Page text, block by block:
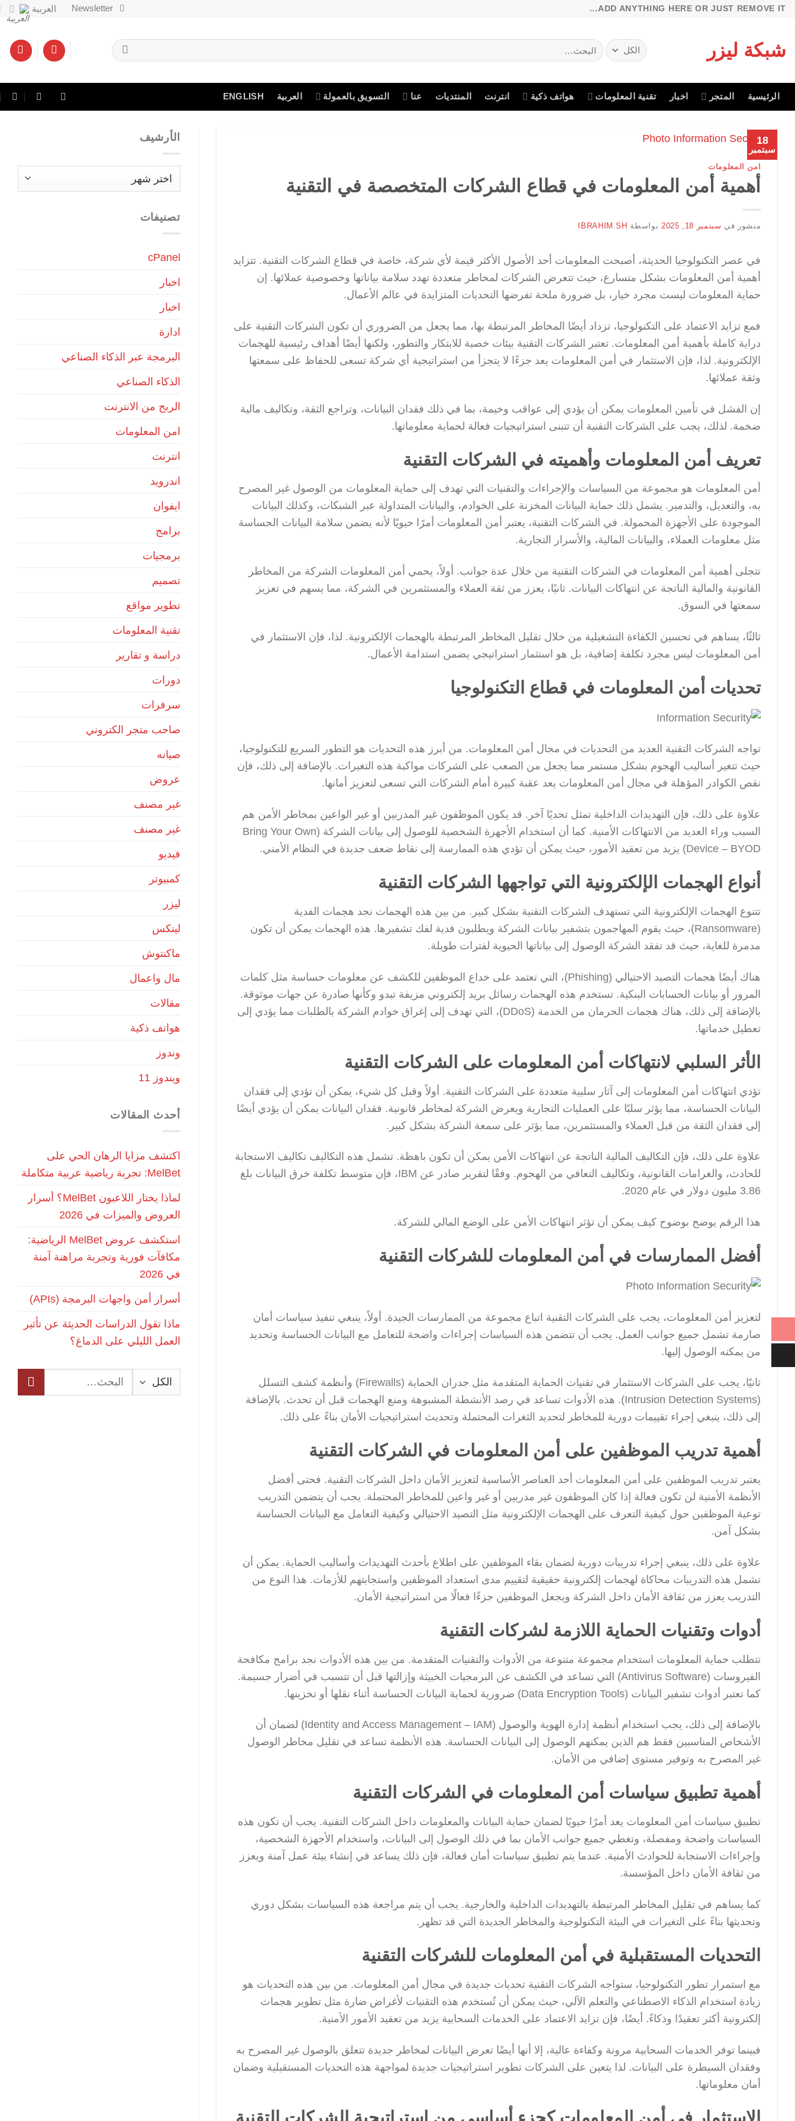
تخطي
ADD ANYTHING HERE OR JUST REMOVE IT...
Newsletter العربية
شبكة ليزر
البحث
عن:
الرئيسية المتجر اخبار تقنية المعلومات هواتف ذكية انترنت المنتديات عنا التسويق بالعمولة العربية ENGLISH
18
سبتمبر
امن المعلومات
أهمية أمن المعلومات في قطاع الشركات المتخصصة في التقنية
منشور في سبتمبر 18, 2025 بواسطة IBRAHIM.SH
في عصر التكنولوجيا الحديثة، أصبحت المعلومات أحد الأصول الأكثر قيمة لأي شركة، خاصة في قطاع الشركات التقنية. تتزايد
أهمية أمن المعلومات بشكل متسارع، حيث تتعرض الشركات لمخاطر متعددة تهدد سلامة بياناتها وخصوصية عملائها. إن
حماية المعلومات ليست مجرد خيار، بل ضرورة ملحة تفرضها التحديات المتزايدة في عالم الأعمال.
فمع تزايد الاعتماد على التكنولوجيا، تزداد أيضًا المخاطر المرتبطة بها، مما يجعل من الضروري أن تكون الشركات التقنية على
دراية كاملة بأهمية أمن المعلومات. تعتبر الشركات التقنية بيئات خصبة للابتكار والتطور، ولكنها أيضًا أهداف رئيسية للهجمات
الإلكترونية. لذا، فإن الاستثمار في أمن المعلومات يعد جزءًا لا يتجزأ من استراتيجية أي شركة تسعى للحفاظ على سمعتها
وثقة عملائها.
إن الفشل في تأمين المعلومات يمكن أن يؤدي إلى عواقب وخيمة، بما في ذلك فقدان البيانات، وتراجع الثقة، وتكاليف مالية
ضخمة. لذلك، يجب على الشركات التقنية أن تتبنى استراتيجيات فعالة لحماية معلوماتها.
تعريف أمن المعلومات وأهميته في الشركات التقنية
أمن المعلومات هو مجموعة من السياسات والإجراءات والتقنيات التي تهدف إلى حماية المعلومات من الوصول غير المصرح
به، والتعديل، والتدمير. يشمل ذلك حماية البيانات المخزنة على الخوادم، والبيانات المتداولة عبر الشبكات، وكذلك البيانات
الموجودة على الأجهزة المحمولة. في الشركات التقنية، يعتبر أمن المعلومات أمرًا حيويًا لأنه يضمن سلامة البيانات الحساسة
مثل معلومات العملاء، والبيانات المالية، والأسرار التجارية.
تتجلى أهمية أمن المعلومات في الشركات التقنية من خلال عدة جوانب. أولاً، يحمي أمن المعلومات الشركة من المخاطر
القانونية والمالية الناتجة عن انتهاكات البيانات. ثانيًا، يعزز من ثقة العملاء والمستثمرين في الشركة، مما يسهم في تعزيز
سمعتها في السوق.
ثالثًا، يساهم في تحسين الكفاءة التشغيلية من خلال تقليل المخاطر المرتبطة بالهجمات الإلكترونية. لذا، فإن الاستثمار في
أمن المعلومات ليس مجرد تكلفة إضافية، بل هو استثمار استراتيجي يضمن استدامة الأعمال.
تحديات أمن المعلومات في قطاع التكنولوجيا
تواجه الشركات التقنية العديد من التحديات في مجال أمن المعلومات. من أبرز هذه التحديات هو التطور السريع للتكنولوجيا،
حيث تتغير أساليب الهجوم بشكل مستمر مما يجعل من الصعب على الشركات مواكبة هذه التغيرات. بالإضافة إلى ذلك، فإن
نقص الكوادر المؤهلة في مجال أمن المعلومات يعد عقبة كبيرة أمام الشركات التي تسعى لتعزيز أمانها.
علاوة على ذلك، فإن التهديدات الداخلية تمثل تحديًا آخر. قد يكون الموظفون غير المدربين أو غير الواعين بمخاطر الأمن هم
السبب وراء العديد من الانتهاكات الأمنية. كما أن استخدام الأجهزة الشخصية للوصول إلى بيانات الشركة (Bring Your Own
Device – BYOD) يزيد من تعقيد الأمور، حيث يمكن أن تؤدي هذه الممارسة إلى نقاط ضعف جديدة في النظام الأمني.
أنواع الهجمات الإلكترونية التي تواجهها الشركات التقنية
تتنوع الهجمات الإلكترونية التي تستهدف الشركات التقنية بشكل كبير. من بين هذه الهجمات نجد هجمات الفدية
(Ransomware)، حيث يقوم المهاجمون بتشفير بيانات الشركة ويطلبون فدية لفك تشفيرها. هذه الهجمات يمكن أن تكون
مدمرة للغاية، حيث قد تفقد الشركة الوصول إلى بياناتها الحيوية لفترات طويلة.
هناك أيضًا هجمات التصيد الاحتيالي (Phishing)، التي تعتمد على خداع الموظفين للكشف عن معلومات حساسة مثل كلمات
المرور أو بيانات الحسابات البنكية. تستخدم هذه الهجمات رسائل بريد إلكتروني مزيفة تبدو وكأنها صادرة عن جهات موثوقة.
بالإضافة إلى ذلك، هناك هجمات الحرمان من الخدمة (DDoS)، التي تهدف إلى إغراق خوادم الشركة بالطلبات مما يؤدي إلى
تعطيل خدماتها.
الأثر السلبي لانتهاكات أمن المعلومات على الشركات التقنية
تؤدي انتهاكات أمن المعلومات إلى آثار سلبية متعددة على الشركات التقنية. أولاً وقبل كل شيء، يمكن أن تؤدي إلى فقدان
البيانات الحساسة، مما يؤثر سلبًا على العمليات التجارية ويعرض الشركة لمخاطر قانونية. فقدان البيانات يمكن أن يؤدي أيضًا
إلى فقدان الثقة من قبل العملاء والمستثمرين، مما يؤثر على سمعة الشركة بشكل كبير.
علاوة على ذلك، فإن التكاليف المالية الناتجة عن انتهاكات الأمن يمكن أن تكون باهظة. تشمل هذه التكاليف تكاليف الاستجابة
للحادث، والغرامات القانونية، وتكاليف التعافي من الهجوم. وفقًا لتقرير صادر عن IBM، فإن متوسط تكلفة خرق البيانات بلغ
3.86 مليون دولار في عام 2020.
هذا الرقم يوضح بوضوح كيف يمكن أن تؤثر انتهاكات الأمن على الوضع المالي للشركة.
أفضل الممارسات في أمن المعلومات للشركات التقنية
لتعزيز أمن المعلومات، يجب على الشركات التقنية اتباع مجموعة من الممارسات الجيدة. أولاً، ينبغي تنفيذ سياسات أمان
صارمة تشمل جميع جوانب العمل. يجب أن تتضمن هذه السياسات إجراءات واضحة للتعامل مع البيانات الحساسة وتحديد
من يمكنه الوصول إليها.
ثانيًا، يجب على الشركات الاستثمار في تقنيات الحماية المتقدمة مثل جدران الحماية (Firewalls) وأنظمة كشف التسلل
(Intrusion Detection Systems). هذه الأدوات تساعد في رصد الأنشطة المشبوهة ومنع الهجمات قبل أن تحدث. بالإضافة
إلى ذلك، ينبغي إجراء تقييمات دورية للمخاطر لتحديد الثغرات المحتملة وتحديث استراتيجيات الأمان بناءً على ذلك.
أهمية تدريب الموظفين على أمن المعلومات في الشركات التقنية
يعتبر تدريب الموظفين على أمن المعلومات أحد العناصر الأساسية لتعزيز الأمان داخل الشركات التقنية. فحتى أفضل
الأنظمة الأمنية لن تكون فعالة إذا كان الموظفون غير مدربين أو غير واعين للمخاطر المحتملة. يجب أن يتضمن التدريب
توعية الموظفين حول كيفية التعرف على الهجمات الإلكترونية مثل التصيد الاحتيالي وكيفية التعامل مع البيانات الحساسة
بشكل آمن.
علاوة على ذلك، ينبغي إجراء تدريبات دورية لضمان بقاء الموظفين على اطلاع بأحدث التهديدات وأساليب الحماية. يمكن أن
تشمل هذه التدريبات محاكاة لهجمات إلكترونية حقيقية لتقييم مدى استعداد الموظفين واستجابتهم للأزمات. هذا النوع من
التدريب يعزز من ثقافة الأمان داخل الشركة ويجعل الموظفين جزءًا فعالًا من استراتيجية الأمان.
أدوات وتقنيات الحماية اللازمة لشركات التقنية
تتطلب حماية المعلومات استخدام مجموعة متنوعة من الأدوات والتقنيات المتقدمة. من بين هذه الأدوات نجد برامج مكافحة
الفيروسات (Antivirus Software) التي تساعد في الكشف عن البرمجيات الخبيثة وإزالتها قبل أن تتسبب في أضرار جسيمة.
كما تعتبر أدوات تشفير البيانات (Data Encryption Tools) ضرورية لحماية البيانات الحساسة أثناء نقلها أو تخزينها.
بالإضافة إلى ذلك، يجب استخدام أنظمة إدارة الهوية والوصول (Identity and Access Management – IAM) لضمان أن
الأشخاص المناسبين فقط هم الذين يمكنهم الوصول إلى البيانات الحساسة. هذه الأنظمة تساعد في تقليل مخاطر الوصول
غير المصرح به وتوفير مستوى إضافي من الأمان.
أهمية تطبيق سياسات أمن المعلومات في الشركات التقنية
تطبيق سياسات أمن المعلومات يعد أمرًا حيويًا لضمان حماية البيانات والمعلومات داخل الشركات التقنية. يجب أن تكون هذه
السياسات واضحة ومفصلة، وتغطي جميع جوانب الأمان بما في ذلك الوصول إلى البيانات، واستخدام الأجهزة الشخصية،
وإجراءات الاستجابة للحوادث الأمنية. عندما يتم تطبيق سياسات أمان فعالة، فإن ذلك يساعد في إنشاء بيئة عمل آمنة ويعزز
من ثقافة الأمان داخل المؤسسة.
كما يساهم في تقليل المخاطر المرتبطة بالتهديدات الداخلية والخارجية. يجب أن يتم مراجعة هذه السياسات بشكل دوري
وتحديثها بناءً على التغيرات في البيئة التكنولوجية والمخاطر الجديدة التي قد تظهر.
التحديات المستقبلية في أمن المعلومات للشركات التقنية
مع استمرار تطور التكنولوجيا، ستواجه الشركات التقنية تحديات جديدة في مجال أمن المعلومات. من بين هذه التحديات هو
زيادة استخدام الذكاء الاصطناعي والتعلم الآلي، حيث يمكن أن تُستخدم هذه التقنيات لأغراض ضارة مثل تطوير هجمات
إلكترونية أكثر تعقيدًا وذكاءً. أيضًا، فإن تزايد الاعتماد على الخدمات السحابية يزيد من تعقيد الأمور الأمنية.
فبينما توفر الخدمات السحابية مرونة وكفاءة عالية، إلا أنها أيضًا تعرض البيانات لمخاطر جديدة تتعلق بالوصول غير المصرح به
وفقدان السيطرة على البيانات. لذا يتعين على الشركات تطوير استراتيجيات جديدة لمواجهة هذه التحديات المستقبلية وضمان
أمان معلوماتها.
الأرشيف
الأرشيف
تصنيفات
cPanel
اخبار
اخبار
ادارة
البرمجة عبر الذكاء الصناعي
الذكاء الصناعي
الربح من الانترنت
امن المعلومات
انترنت
اندرويد
ايفوان
برامج
برمجيات
تصميم
تطوير مواقع
تقنية المعلومات
دراسة و تقارير
دورات
سرفرات
صاحب متجر الكتروني
صيانه
عروض
غير مصنف
غير مصنف
فيديو
كمبيوتر
ليزر
لينكس
ماكنتوش
مال واعمال
مقالات
هواتف ذكية
وندوز
ويندوز 11
أحدث المقالات
اكتشف مزايا الرهان الحي على
MelBet: تجربة رياضية عربية متكاملة
لماذا يختار اللاعبون MelBet؟ أسرار
العروض والميزات في 2026
استكشف عروض MelBet الرياضية:
مكافآت فورية وتجربة مراهنة آمنة
في 2026
أسرار أمن واجهات البرمجة (APIs)
ماذا تقول الدراسات الحديثة عن تأثير
العمل الليلي على الدماغ؟
البحث
عن: